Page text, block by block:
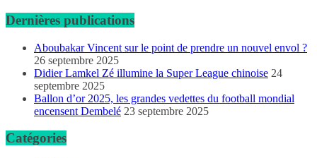
Dernières publications
Aboubakar Vincent sur le point de prendre un nouvel envol ?
26 septembre 2025
Didier Lamkel Zé illumine la Super League chinoise 24
septembre 2025
Ballon d’or 2025, les grandes vedettes du football mondial
encensent Dembelé 23 septembre 2025
Catégories